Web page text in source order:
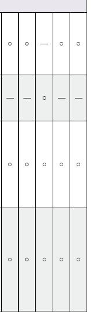
○ ○ ― ○ ○
― ― ○ ― ―
○ ○ ○ ○ ○
○ ○ ○ ○ ○